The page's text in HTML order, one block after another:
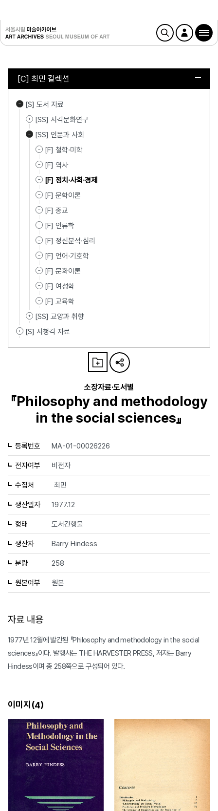
[C] 최민 컬렉션
[S] 도서 자료
[SS] 시각문화연구
[SS] 인문과 사회
[F] 철학·미학
[F] 역사
[F] 정치·사회·경제
[F] 문학이론
[F] 종교
[F] 인류학
[F] 정신분석·심리
[F] 언어·기호학
[F] 문화이론
[F] 여성학
[F] 교육학
[SS] 교양과 취향
[S] 시청각 자료
소장자료·도서별
『Philosophy and methodology
in the social sciences』
등록번호 MA-01-00026226
전자여부 비전자
수집처 최민
생산일자 1977.12
형태 도서간행물
생산자 Barry Hindess
분량 258
원본여부 원본
자료 내용
1977년 12월에 발간된 『Philosophy and methodology in the social
sciences』이다. 발행사는 THE HARVESTER PRESS, 저자는 Barry
Hindess이며 총 258쪽으로 구성되어 있다.
이미지(4)